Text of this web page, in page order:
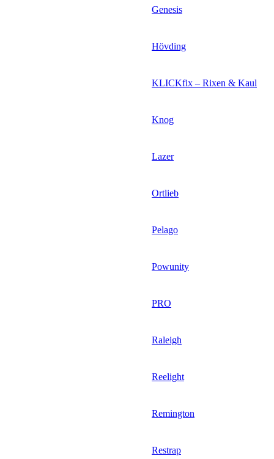
Genesis
Hövding
KLICKfix – Rixen & Kaul
Knog
Lazer
Ortlieb
Pelago
Powunity
PRO
Raleigh
Reelight
Remington
Restrap